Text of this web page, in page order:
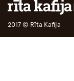
2017 © Rīta Kafija